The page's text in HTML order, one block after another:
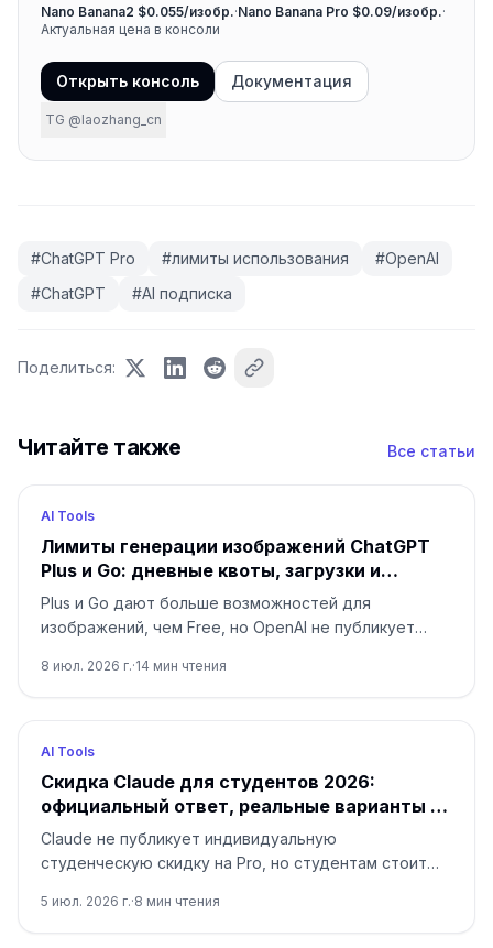
Nano Banana2 $0.055/изобр.·Nano Banana Pro $0.09/изобр.·
Актуальная цена в консоли
Открыть консоль Документация
TG @laozhang_cn
#ChatGPT Pro #лимиты использования #OpenAI
#ChatGPT #AI подписка
Поделиться:
Читайте также Все статьи
AI Tools
Лимиты генерации изображений ChatGPT
Plus и Go: дневные квоты, загрузки и
безопасные альтернативы
Plus и Go дают больше возможностей для
изображений, чем Free, но OpenAI не публикует
разделите генерацию, загрузку, Project и API.
8 июл. 2026 г.·14 мин чтения
AI Tools
Скидка Claude для студентов 2026:
официальный ответ, реальные варианты и
проверка ложных кодов
Claude не публикует индивидуальную
студенческую скидку на Pro, но студентам стоит
бесплатный план, годовую оплату, текущие
5 июл. 2026 г.·8 мин чтения